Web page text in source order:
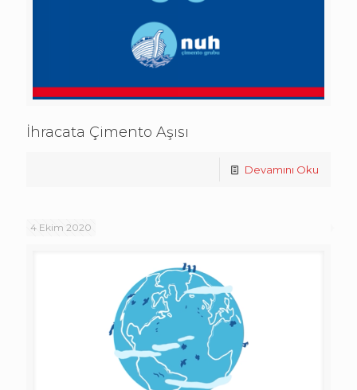
İhracata Çimento Aşısı
Devamını Oku
4 Ekim 2020